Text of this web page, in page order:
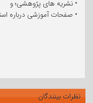
• نشریه های پژوهشی؛ و
• صفحات آموزشی درباره
نظرات بینندگان